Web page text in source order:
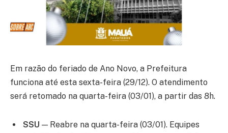
Em razão do feriado de Ano Novo, a Prefeitura
funciona até esta sexta-feira (29/12). O atendimento
será retomado na quarta-feira (03/01), a partir das 8h.
SSU — Reabre na quarta-feira (03/01). Equipes